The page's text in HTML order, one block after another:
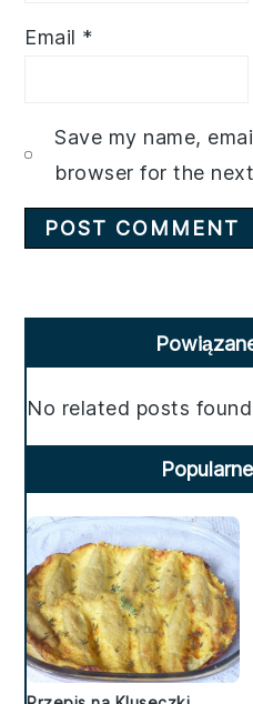
Email *
Save my name,
browser for the
Sidebar
No related posts found